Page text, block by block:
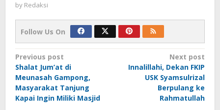
by Redaksi
Follow Us On
Post
navigation
Previous post
Shalat Jum’at di
Meunasah Gampong,
Masyarakat Tanjung
Kapai Ingin Miliki Masjid
Next post
Innalillahi, Dekan FKIP
USK Syamsulrizal
Berpulang ke
Rahmatullah